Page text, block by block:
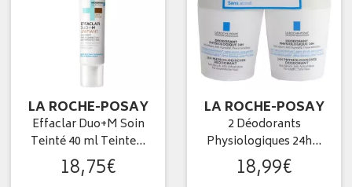
LA ROCHE-POSAY
Effaclar Duo+M Soin
Teinté 40 ml Teinte…
18,75€
LA ROCHE-POSAY
2 Déodorants
Physiologiques 24h…
18,99€